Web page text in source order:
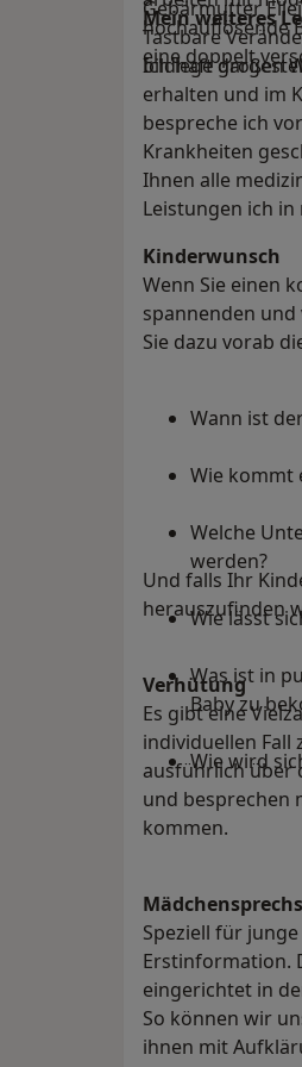
Gebärmutter
Tastbare
bildhaft
hochauflösende
eine doppelt
Mein weiteres
Ich lege großen
erhalten und im
bespreche ich
Krankheiten
Ihnen alle
Leistungen ich
Kinderwunsch
Wenn Sie einen
spannenden
Sie dazu vorab
Wann ist
Wie kommt
Welche
werden?
Wie lässt
Was ist in
Baby zu
Wie wird
Und falls Ihr
herauszufinden
Verhütung
Es gibt eine
individuellen Fall
ausführlich über
und besprechen
kommen.
Speziell für
Erstinformation.
eingerichtet in
So können wir
ihnen mit